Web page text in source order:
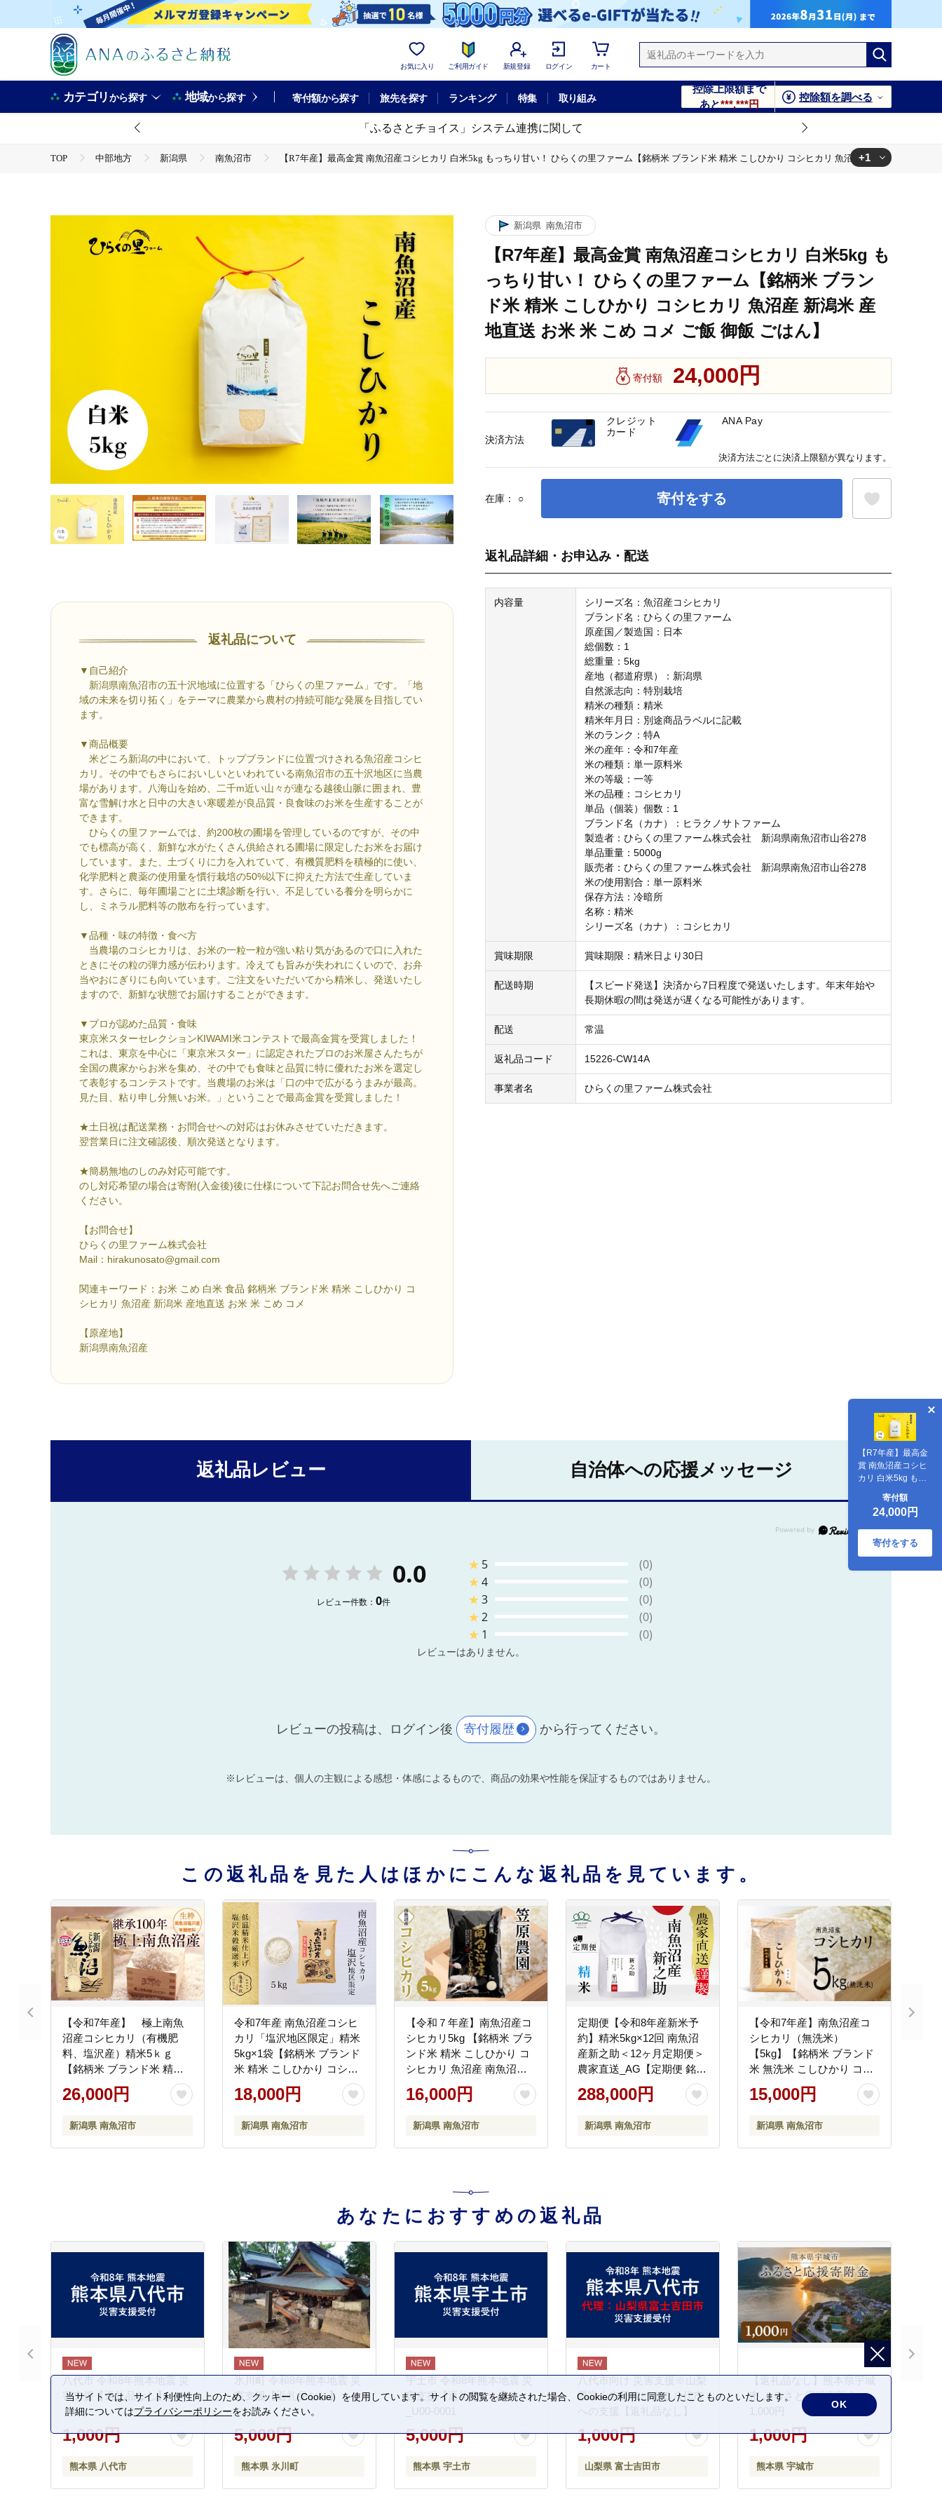
お気に入り ご利用ガイド 新規登録 ログイン カート
カテゴリから探す 地域から探す 寄付額から探す 旅先を探す ランキング 特集 取り組み
控除上限額まで
あと***,***円
控除額を調べる
「ふるさとチョイス」システム連携に関して
TOP 中部地方 新潟県 南魚沼市
【R7年産】最高金賞 南魚沼産コシヒカリ 白米5kg もっちり甘い！ ひらくの里ファーム【銘柄米 ブランド米 精米 こしひかり コシヒカリ 魚沼産 新潟米 産地直送
+1
返礼品について
▼自己紹介
新潟県南魚沼市の五十沢地域に位置する「ひらくの里ファーム」です。「地
域の未来を切り拓く」をテーマに農業から農村の持続可能な発展を目指してい
ます。
▼商品概要
米どころ新潟の中において、トップブランドに位置づけされる魚沼産コシヒ
カリ。その中でもさらにおいしいといわれている南魚沼市の五十沢地区に当農
場があります。八海山を始め、二千m近い山々が連なる越後山脈に囲まれ、豊
富な雪解け水と日中の大きい寒暖差が良品質・良食味のお米を生産することが
できます。
ひらくの里ファームでは、約200枚の圃場を管理しているのですが、その中
でも標高が高く、新鮮な水がたくさん供給される圃場に限定したお米をお届け
しています。また、土づくりに力を入れていて、有機質肥料を積極的に使い、
化学肥料と農薬の使用量を慣行栽培の50%以下に抑えた方法で生産していま
す。さらに、毎年圃場ごとに土壌診断を行い、不足している養分を明らかに
し、ミネラル肥料等の散布を行っています。
▼品種・味の特徴・食べ方
当農場のコシヒカリは、お米の一粒一粒が強い粘り気があるので口に入れた
ときにその粒の弾力感が伝わります。冷えても旨みが失われにくいので、お弁
当やおにぎりにも向いています。ご注文をいただいてから精米し、発送いたし
ますので、新鮮な状態でお届けすることができます。
▼プロが認めた品質・食味
東京米スターセレクションKIWAMI米コンテストで最高金賞を受賞しました！
これは、東京を中心に「東京米スター」に認定されたプロのお米屋さんたちが
全国の農家からお米を集め、その中でも食味と品質に特に優れたお米を選定し
て表彰するコンテストです。当農場のお米は「口の中で広がるうまみが最高。
見た目、粘り申し分無いお米。」ということで最高金賞を受賞しました！
★土日祝は配送業務・お問合せへの対応はお休みさせていただきます。
翌営業日に注文確認後、順次発送となります。
★簡易無地のしのみ対応可能です。
のし対応希望の場合は寄附(入金後)後に仕様について下記お問合せ先へご連絡
ください。
【お問合せ】
ひらくの里ファーム株式会社
Mail：hirakunosato@gmail.com
関連キーワード：お米 こめ 白米 食品 銘柄米 ブランド米 精米 こしひかり コ
シヒカリ 魚沼産 新潟米 産地直送 お米 米 こめ コメ
【原産地】
新潟県南魚沼産
新潟県 南魚沼市
【R7年産】最高金賞 南魚沼産コシヒカリ 白米5kg も
っちり甘い！ ひらくの里ファーム【銘柄米 ブラン
ド米 精米 こしひかり コシヒカリ 魚沼産 新潟米 産
地直送 お米 米 こめ コメ ご飯 御飯 ごはん】
寄付額 24,000円
在庫： ○ 寄付をする
【R7年産】最高金
賞 南魚沼産コシヒ
カリ 白米5kg もっ
の里ファーム【銘
柄米 ブランド米 精
米 こしひかり コシ
ヒカリ 魚沼産 新潟
米 産地直送 お米 米
寄付額
24,000円
寄付をする
返礼品詳細・お申込み・配送
内容量
シリーズ名：魚沼産コシヒカリ
ブランド名：ひらくの里ファーム
原産国／製造国：日本
総個数：1
総重量：5kg
産地（都道府県）：新潟県
自然派志向：特別栽培
精米の種類：精米
精米年月日：別途商品ラベルに記載
米のランク：特A
米の産年：令和7年産
米の種類：単一原料米
米の等級：一等
米の品種：コシヒカリ
単品（個装）個数：1
ブランド名（カナ）：ヒラクノサトファーム
製造者：ひらくの里ファーム株式会社 新潟県南魚沼市山谷278
単品重量：5000g
販売者：ひらくの里ファーム株式会社 新潟県南魚沼市山谷278
米の使用割合：単一原料米
保存方法：冷暗所
名称：精米
シリーズ名（カナ）：コシヒカリ
賞味期限 賞味期限：精米日より30日
配送時期
【スピード発送】決済から7日程度で発送いたします。年末年始や
長期休暇の間は発送が遅くなる可能性があります。
配送 常温
返礼品コード 15226-CW14A
事業者名 ひらくの里ファーム株式会社
決済方法
クレジット
カード
ANA Pay
決済方法ごとに決済上限額が異なります。
返礼品レビュー 自治体への応援メッセージ
0.0
レビュー件数： 0件
★ 5
(0)
★4
(0)
★3
(0)
★2
(0)
★ 1 (0)
レビューはありません。
レビューの投稿は、ログイン後 寄付履歴 から行ってください。
※レビューは、個人の主観による感想・体感によるもので、商品の効果や性能を保証するものではありません。
この返礼品を見た人はほかにこんな返礼品を見ています。
【令和7年産】 極上南魚
沼産コシヒカリ（有機肥
料、塩沢産）精米5ｋｇ
【銘柄米 ブランド米 精米
こしひかり コシヒカリ 魚
沼産 新潟米 産地直送 お米
ん】
26,000円
新潟県 南魚沼市
令和7年産 南魚沼産コシヒ
カリ「塩沢地区限定」精米
5kg×1袋【銘柄米 ブランド
米 精米 こしひかり コシヒ
カリ魚沼産 新潟米 新潟県
産 産地直送 ご飯 御飯 ごは
18,000円
新潟県 南魚沼市
【令和７年産】南魚沼産コ
シヒカリ5kg 【銘柄米 ブラ
ンド米 精米 こしひかり コ
シヒカリ 魚沼産 南魚沼産
プレミアム 新潟米 新潟県
産 高評価 高品質 高級 国産
選】
16,000円
新潟県 南魚沼市
定期便【令和8年産新米予
約】精米5kg×12回 南魚沼
産新之助＜12ヶ月定期便＞
農家直送_AG【定期便 銘柄
米 ブランド米 精米 新之助
魚沼産 新潟米 産地直送 お
月中旬から1ヶ月以内に順
次発送予定】
288,000円
新潟県 南魚沼市
【令和7年産】南魚沼産コ
シヒカリ（無洗米）
【5kg】【銘柄米 ブランド
米 無洗米 こしひかり コシ
ヒカリ 魚沼産 新潟米 産地
直送 お米 米 こめ コメ ご飯
15,000円
新潟県 南魚沼市
あなたにおすすめの返礼品
八代市 令和8年熊本地震 災
害支援【返礼品なし】
1,000円
熊本県 八代市
氷川町 令和8年熊本地震 災
害支援【返礼品なし】
5,000円
熊本県 氷川町
宇土市 令和8年熊本地震 災
害支援【返礼品なし】
_U00-0001
5,000円
熊本県 宇土市
八代市向け 災害支援※山梨
県富士吉田市による八代市
への支援【返礼品なし】
1,000円
山梨県 富士吉田市
【返礼品なし】熊本県宇城
市 ふるさと応援寄附金
1,000円
1,000円
熊本県 宇城市
当サイトでは、サイト利便性向上のため、クッキー（Cookie）を使用しています。サイトの閲覧を継続された場合、Cookieの利用に同意したことものといたします。
詳細についてはプライバシーポリシーをお読みください。
OK